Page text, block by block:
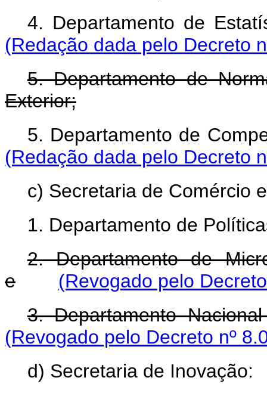
4. Departamento de
(Redação dada pelo Decreto
5. Departamento de
Exterior;
5. Departamento de
(Redação dada pelo Decreto
c) Secretaria de Comércio
1. Departamento de
2. Departamento de
e
(Revogado pelo
3. Departamento
(Revogado pelo Decreto nº
d) Secretaria de Inovação: